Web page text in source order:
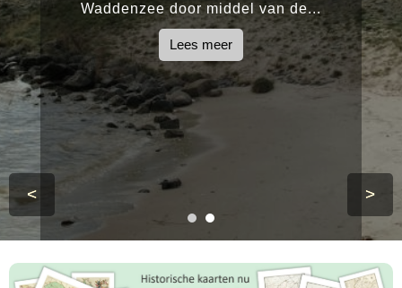
Waddenzee door middel van de...
Lees meer
< >